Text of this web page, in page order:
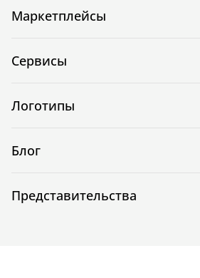
Маркетплейсы
Сервисы
Логотипы
Блог
Представительства